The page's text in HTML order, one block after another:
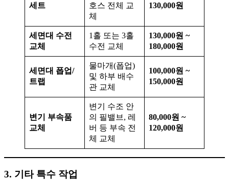
세트
호스 전체 교
체
130,000원
세면대 수전
교체
1홀 또는 3홀
수전 교체
130,000원 ~
180,000원
세면대 폽업/
트랩
물마개(폽업)
및 하부 배수
관 교체
100,000원 ~
150,000원
변기 부속품
교체
변기 수조 안
의 필밸브, 레
버 등 부속 전
체 교체
80,000원 ~
120,000원
3. 기타 특수 작업